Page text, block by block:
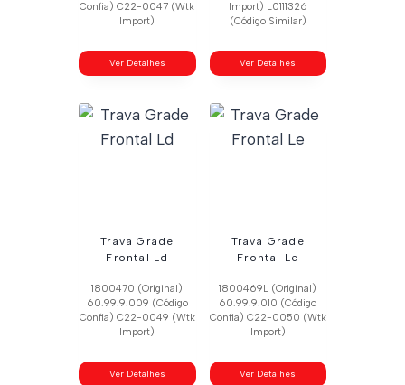
Confia) C22-0047 (Wtk
Import)
Ver Detalhes
Import) L0111326
(Código Similar)
Ver Detalhes
Trava Grade
Frontal Ld
1800470 (Original)
60.99.9.009 (Código
Confia) C22-0049 (Wtk
Import)
Ver Detalhes
Trava Grade
Frontal Le
1800469L (Original)
60.99.9.010 (Código
Confia) C22-0050 (Wtk
Import)
Ver Detalhes